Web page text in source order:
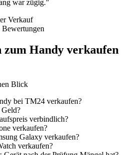
war zügig."
Verkauf
zum Handy verkaufen
Blick
bei TM24 verkaufen?
verbindlich?
verkaufen?
Galaxy verkaufen?
verkaufen?